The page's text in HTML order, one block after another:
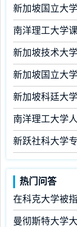
新加坡国立大
南洋理工大学
新加坡技术大
新加坡国立大
南洋理工大学
新跃社科大学
热门问答
在科克大学被
曼彻斯特大学